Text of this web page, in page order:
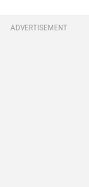
ADVERTISEMENT